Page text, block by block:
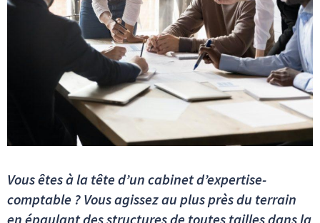
Vous êtes à la tête d’un cabinet d’expertise-
comptable ? Vous agissez au plus près du terrain
en épaulant des structures de toutes tailles dans la